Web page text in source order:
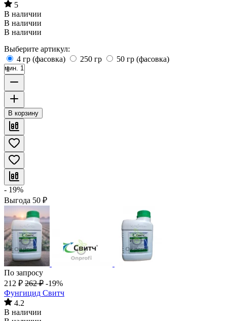
5
В наличии
В наличии
В наличии
Выберите артикул:
4 гр (фасовка)
250 гр 50 гр (фасовка)
мин. 1
В корзину
- 19%
Выгода 50 ₽
По запросу
212 ₽ 262 ₽ -19%
Фунгицид Свитч
4.2
В наличии